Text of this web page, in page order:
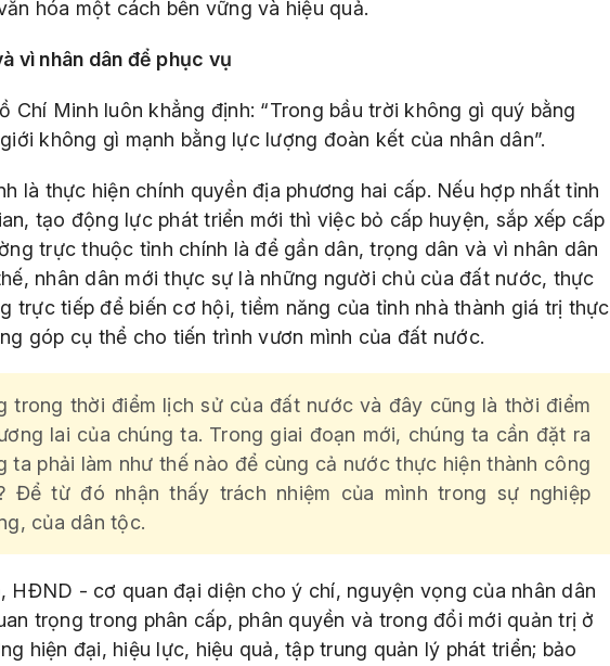
hóa một cách bền vững và hiệu quả.
vì nhân dân để phục vụ
Chí Minh luôn khẳng định: “Trong bầu trời không gì quý bằng
không gì mạnh bằng lực lượng đoàn kết của nhân dân”.
là thực hiện chính quyền địa phương hai cấp. Nếu hợp nhất tỉnh
tạo động lực phát triển mới thì việc bỏ cấp huyện, sắp xếp cấp
trực thuộc tỉnh chính là để gần dân, trọng dân và vì nhân dân
nhân dân mới thực sự là những người chủ của đất nước, thực
trực tiếp để biến cơ hội, tiềm năng của tỉnh nhà thành giá trị thực
góp cụ thể cho tiến trình vươn mình của đất nước.
trong thời điểm lịch sử của đất nước và đây cũng là thời điểm
lai của chúng ta. Trong giai đoạn mới, chúng ta cần đặt ra
ta phải làm như thế nào để cùng cả nước thực hiện thành công
Để từ đó nhận thấy trách nhiệm của mình trong sự nghiệp
của dân tộc.
HĐND - cơ quan đại diện cho ý chí, nguyện vọng của nhân dân
trọng trong phân cấp, phân quyền và trong đổi mới quản trị ở
hiện đại, hiệu lực, hiệu quả, tập trung quản lý phát triển; bảo